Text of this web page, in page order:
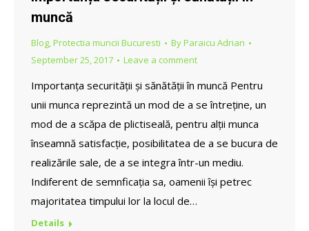
muncă
Blog,Protectia muncii Bucuresti ByParaicu Adrian
September 25, 2017
Leave a comment
Importanța securității și sănătății în muncă Pentru
unii munca reprezintă un mod de a se întreține, un
mod de a scăpa de plictiseală, pentru alții munca
înseamnă satisfacție, posibilitatea de a se bucura de
realizările sale, de a se integra într-un mediu.
Indiferent de semnficația sa, oamenii își petrec
majoritatea timpului lor la locul de…
Details